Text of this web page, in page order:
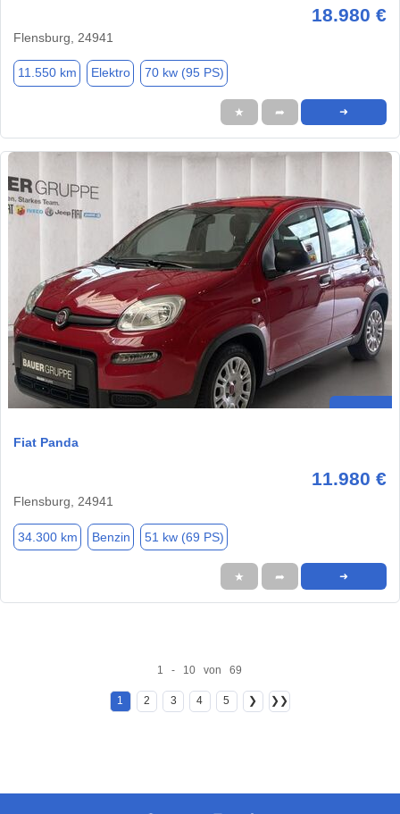
18.980 €
Flensburg, 24941
11.550 km Elektro 70 kw (95 PS)
★ ➦ ➜
Fiat Panda
11.980 €
Flensburg, 24941
34.300 km Benzin 51 kw (69 PS)
★ ➦ ➜
1 - 10 von 69
1 2 3 4 5 ❯ ❯❯